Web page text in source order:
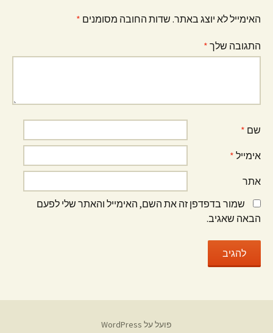
האימייל לא יוצג באתר. שדות החובה מסומנים *
התגובה שלך *
שם *
אימייל *
אתר
שמור בדפדפן זה את השם, האימייל והאתר שלי לפעם
הבאה שאגיב.
פועל על WordPress